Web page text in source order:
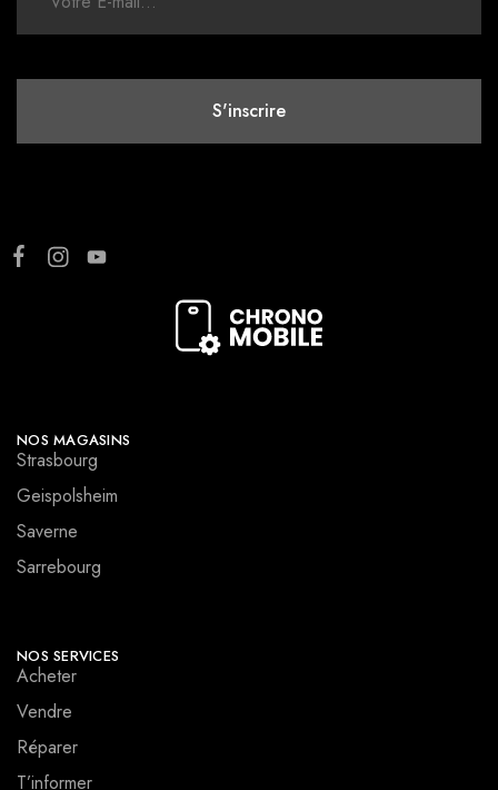
NOS MAGASINS
Strasbourg
Geispolsheim
Saverne
Sarrebourg
NOS SERVICES
Acheter
Vendre
Réparer
T’informer